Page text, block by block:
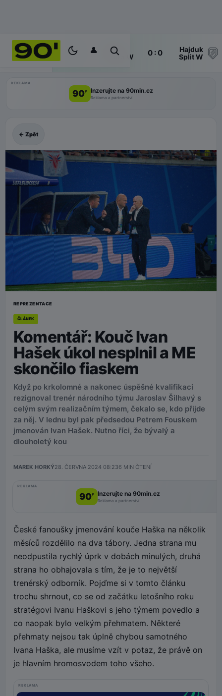
👤
ŽIVĚ 58'
ŽNK
Mura W
0 : 0
Hajduk
Split W
REKLAMA
90’ Inzerujte na 90min.cz
Reklama a partnerství
← Zpět
REPREZENTACE
ČLÁNEK
Komentář: Kouč Ivan
Hašek úkol nesplnil a ME
skončilo fiaskem
Když po krkolomné a nakonec úspěšné kvalifikaci
rezignoval trenér národního týmu Jaroslav Šilhavý s
celým svým realizačním týmem, čekalo se, kdo přijde
za něj. V lednu byl pak předsedou Petrem Fouskem
jmenován Ivan Hašek. Nutno říci, že bývalý a
dlouholetý kou
MAREK HORKÝ28. ČERVNA 2024 08:236 MIN ČTENÍ
REKLAMA
90’ Inzerujte na 90min.cz
Reklama a partnerství
České fanoušky jmenování kouče Haška na několik
měsíců rozdělilo na dva tábory. Jedna strana mu
neodpustila rychlý úprk v dobách minulých, druhá
strana ho obhajovala s tím, že je to největší
trenérský odborník. Pojďme si v tomto článku
trochu shrnout, co se od začátku letošního roku
stratégovi Ivanu Haškovi s jeho týmem povedlo a
co naopak bylo velkým přehmatem. Některé
přehmaty nejsou tak úplně chybou samotného
Ivana Haška, ale musíme vzít v potaz, že právě on
je hlavním hromosvodem toho všeho.
REKLAMA